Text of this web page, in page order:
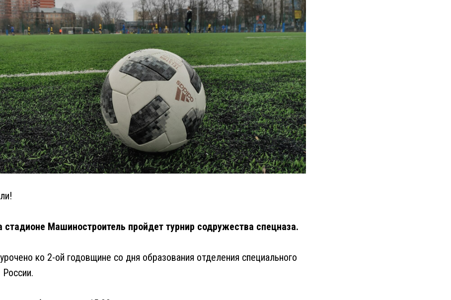
стадионе Машиностроитель пройдет турнир содружества спецназа.
ко 2-ой годовщине со дня образования отделения специального